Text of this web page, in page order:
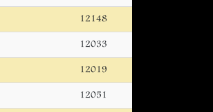
12148
12033
12019
12051